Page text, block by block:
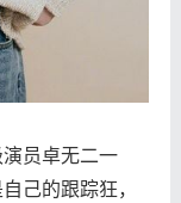
员卓无二一
己的跟踪狂，